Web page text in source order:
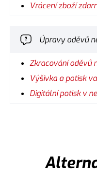
Vrácení zboží
Úpravy oděvů
Zkracování oděvů
Výšivka a potisk
Digitální potisk v